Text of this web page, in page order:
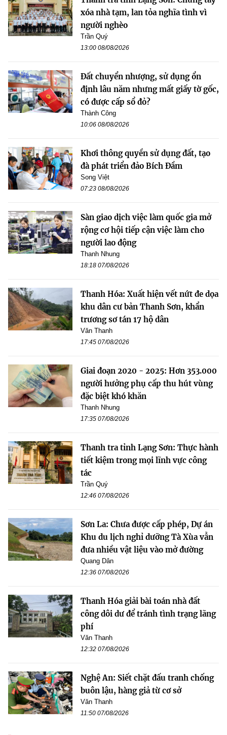
xóa nhà tạm, lan tỏa nghĩa tình vì
người nghèo
Trần Quý
13:00 08/08/2026
Đất chuyển nhượng, sử dụng ổn
định lâu năm nhưng mất giấy tờ gốc,
có được cấp sổ đỏ?
Thành Công
10:06 08/08/2026
Khơi thông quyền sử dụng đất, tạo
đà phát triển đảo Bích Đầm
Song Việt
07:23 08/08/2026
Sàn giao dịch việc làm quốc gia mở
rộng cơ hội tiếp cận việc làm cho
người lao động
Thanh Nhung
18:18 07/08/2026
Thanh Hóa: Xuất hiện vết nứt đe dọa
khu dân cư bản Thanh Sơn, khẩn
trương sơ tán 17 hộ dân
Văn Thanh
17:45 07/08/2026
Giai đoạn 2020 - 2025: Hơn 353.000
người hưởng phụ cấp thu hút vùng
đặc biệt khó khăn
Thanh Nhung
17:35 07/08/2026
Thanh tra tỉnh Lạng Sơn: Thực hành
tiết kiệm trong mọi lĩnh vực công
tác
Trần Quý
12:46 07/08/2026
Sơn La: Chưa được cấp phép, Dự án
Khu du lịch nghỉ dưỡng Tà Xùa vẫn
đưa nhiều vật liệu vào mở đường
Quang Dân
12:36 07/08/2026
Thanh Hóa giải bài toán nhà đất
công dôi dư để tránh tình trạng lãng
phí
Văn Thanh
12:32 07/08/2026
Nghệ An: Siết chặt đấu tranh chống
buôn lậu, hàng giả từ cơ sở
Văn Thanh
11:50 07/08/2026